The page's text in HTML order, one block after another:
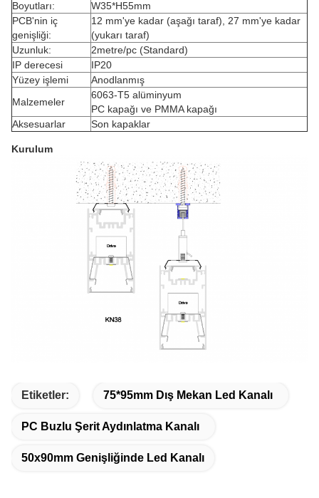
Boyutları:
W35*H55mm
PCB'nin iç
genişliği:
12 mm'ye kadar (aşağı taraf), 27 mm'ye kadar
(yukarı taraf)
Uzunluk:
2metre/pc (Standard)
IP derecesi
IP20
Yüzey işlemi
Anodlanmış
Malzemeler
6063-T5 alüminyum
PC kapağı ve PMMA kapağı
Aksesuarlar
Son kapaklar
Kurulum
Etiketler: 75*95mm Dış Mekan Led Kanalı
PC Buzlu Şerit Aydınlatma Kanalı
50x90mm Genişliğinde Led Kanalı